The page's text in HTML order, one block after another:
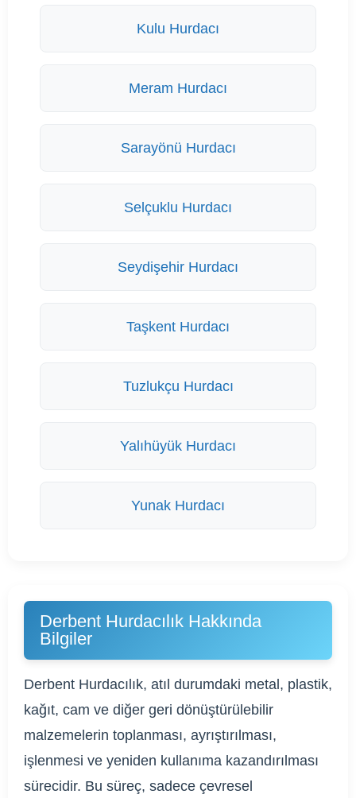
Kulu Hurdacı
Meram Hurdacı
Sarayönü Hurdacı
Selçuklu Hurdacı
Seydişehir Hurdacı
Taşkent Hurdacı
Tuzlukçu Hurdacı
Yalıhüyük Hurdacı
Yunak Hurdacı
Derbent Hurdacılık Hakkında
Bilgiler
Derbent Hurdacılık, atıl durumdaki metal, plastik,
kağıt, cam ve diğer geri dönüştürülebilir
malzemelerin toplanması, ayrıştırılması,
işlenmesi ve yeniden kullanıma kazandırılması
sürecidir. Bu süreç, sadece çevresel